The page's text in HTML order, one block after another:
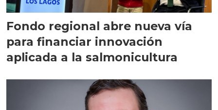
Fondo regional abre nueva vía
para financiar innovación
aplicada a la salmonicultura